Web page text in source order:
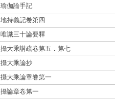
瑜伽論手記
地持義記卷第四
唯識三十論要釋
攝大乘講疏卷第五．第七
攝大乘論抄
攝大乘論章卷第一
攝論章卷第一